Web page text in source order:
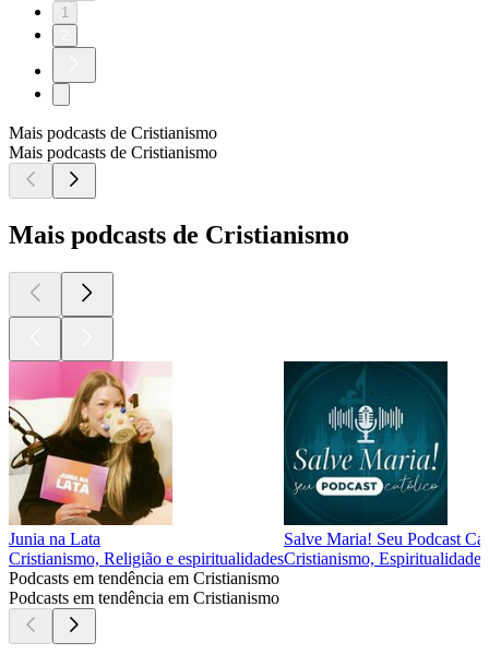
1
Mais podcasts de Cristianismo
Mais podcasts de Cristianismo
Mais podcasts de Cristianismo
Junia na Lata
Cristianismo, Religião e espiritualidades
Salve Maria! Seu Podcast
Cristianismo,
Podcasts em tendência em Cristianismo
Podcasts em tendência em Cristianismo